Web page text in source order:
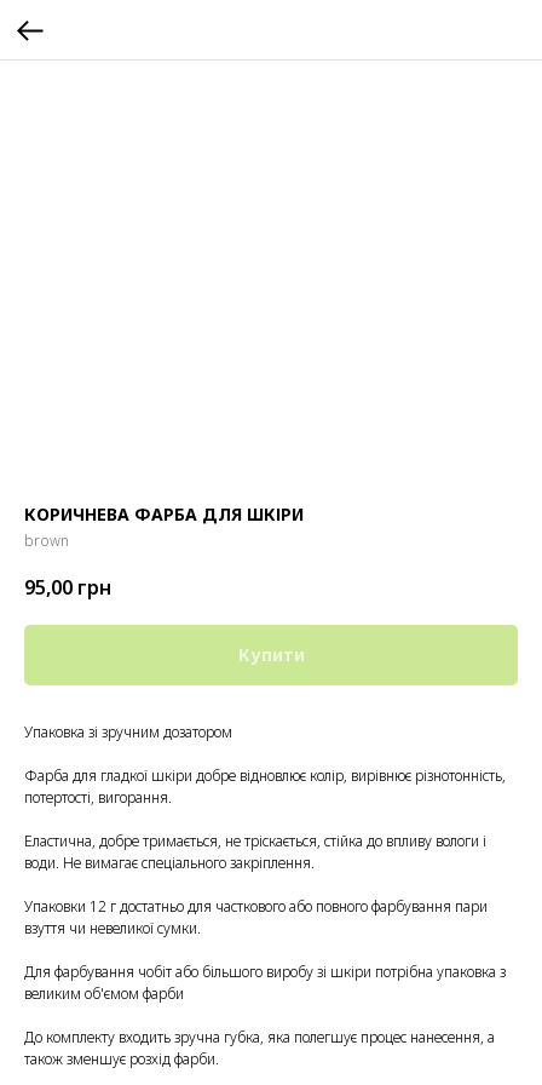
КОРИЧНЕВА ФАРБА ДЛЯ ШКІРИ
brown
95,00 грн
Купити
Упаковка зі зручним дозатором
Фарба для гладкої шкіри добре відновлює колір, вирівнює різнотонність,
потертості, вигорання.
Еластична, добре тримається, не тріскається, стійка до впливу вологи і
води. Не вимагає спеціального закріплення.
Упаковки 12 г достатньо для часткового або повного фарбування пари
взуття чи невеликої сумки.
Для фарбування чобіт або більшого виробу зі шкіри потрібна упаковка з
великим об'ємом фарби
До комплекту входить зручна губка, яка полегшує процес нанесення, а
також зменшує розхід фарби.